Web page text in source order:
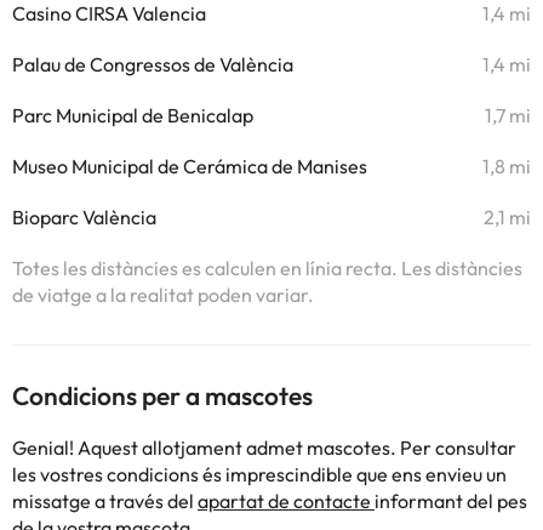
Casino CIRSA Valencia 1,4 mi
Palau de Congressos de València 1,4 mi
Parc Municipal de Benicalap 1,7 mi
Museo Municipal de Cerámica de Manises 1,8 mi
Bioparc València 2,1 mi
Totes les distàncies es calculen en línia recta. Les distàncies
de viatge a la realitat poden variar.
Condicions per a mascotes
Genial! Aquest allotjament admet mascotes. Per consultar
les vostres condicions és imprescindible que ens envieu un
missatge a través del apartat de contacte informant del pes